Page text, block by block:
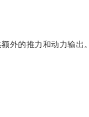
外的推力和动力输出。